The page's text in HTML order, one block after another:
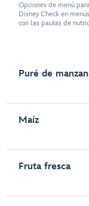
Opciones de menú
Disney Check en
con las pautas de
Puré de
Maíz
Fruta fresca